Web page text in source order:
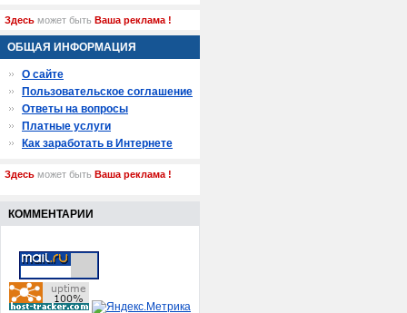
Здесь может быть Ваша реклама !
ОБЩАЯ ИНФОРМАЦИЯ
О сайте
Пользовательское соглашение
Ответы на вопросы
Платные услуги
Как заработать в Интернете
Здесь может быть Ваша реклама !
КОММЕНТАРИИ